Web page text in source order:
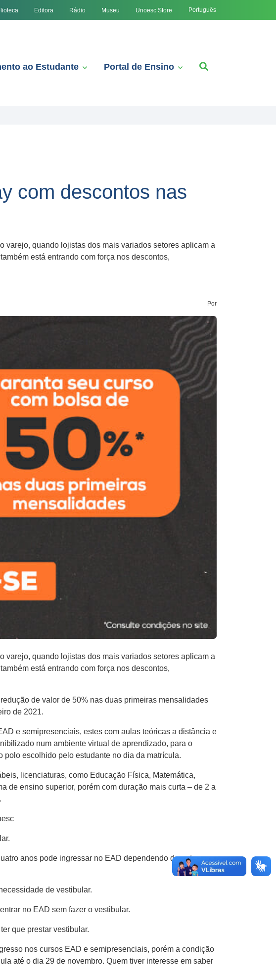
Editora Rádio Museu Unoesc Store Português
ao Estudante Portal de Ensino
com descontos nas
varejo, quando lojistas dos mais variados setores aplicam a
está entrando com força nos descontos,
Por
varejo, quando lojistas dos mais variados setores aplicam a
está entrando com força nos descontos,
de valor de 50% nas duas primeiras mensalidades
de 2021.
e semipresenciais, estes com aulas teóricas a distância e
num ambiente virtual de aprendizado, para o
escolhido pelo estudante no dia da matrícula.
licenciaturas, como Educação Física, Matemática,
de ensino superior, porém com duração mais curta – de 2 a
anos pode ingressar no EAD dependendo da nota
de vestibular.
no EAD sem fazer o vestibular.
que prestar vestibular.
nos cursos EAD e semipresenciais, porém a condição
até o dia 29 de novembro. Quem tiver interesse em saber